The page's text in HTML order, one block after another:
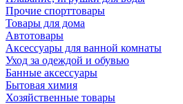
Прочие спорттовары
Товары для дома
Автотовары
Аксессуары для ванной комнаты
Уход за одеждой и обувью
Банные аксессуары
Бытовая химия
Хозяйственные товары